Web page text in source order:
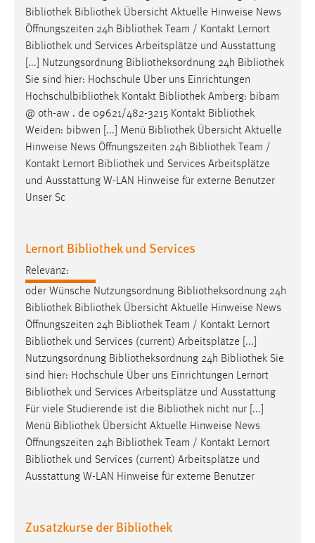
Bibliothek Bibliothek Übersicht Aktuelle Hinweise News
Öffnungszeiten 24h Bibliothek Team / Kontakt Lernort
Bibliothek und Services Arbeitsplätze und Ausstattung
[...] Nutzungsordnung Bibliotheksordnung 24h Bibliothek
Sie sind hier: Hochschule Über uns Einrichtungen
Hochschulbibliothek Kontakt Bibliothek Amberg: bibam
@ oth-aw . de 09621/482-3215 Kontakt Bibliothek
Weiden: bibwen [...] Menü Bibliothek Übersicht Aktuelle
Hinweise News Öffnungszeiten 24h Bibliothek Team /
Kontakt Lernort Bibliothek und Services Arbeitsplätze
und Ausstattung W-LAN Hinweise für externe Benutzer
Unser Sc
Lernort Bibliothek und Services
Relevanz:
oder Wünsche Nutzungsordnung Bibliotheksordnung 24h
Bibliothek Bibliothek Übersicht Aktuelle Hinweise News
Öffnungszeiten 24h Bibliothek Team / Kontakt Lernort
Bibliothek und Services (current) Arbeitsplätze [...]
Nutzungsordnung Bibliotheksordnung 24h Bibliothek Sie
sind hier: Hochschule Über uns Einrichtungen Lernort
Bibliothek und Services Arbeitsplätze und Ausstattung
Für viele Studierende ist die Bibliothek nicht nur [...]
Menü Bibliothek Übersicht Aktuelle Hinweise News
Öffnungszeiten 24h Bibliothek Team / Kontakt Lernort
Bibliothek und Services (current) Arbeitsplätze und
Ausstattung W-LAN Hinweise für externe Benutzer
Zusatzkurse der Bibliothek
Zweck:
Das Cookie speichert die gewählte Sprache der Website.
Cookie Laufzeit:
30 Tage
Chat
Name:
MibewSessionID, MIBEW_UserID, mibew_locale, mibew-
chat-frame-style-5e9dbeb1811c0446
Zweck:
MibewSessionID, mibew-chat-frame-style-
Jahre, MIBEW_UserID = 1 Jahr
Login
Name:
fe_user, be_user, be_lastLoginProvider
Zweck:
Dieser Cookie ist notwendig um sich an der Website
einloggen zu können.
Cookie Laufzeit:
24 Stunden
STATISTIK